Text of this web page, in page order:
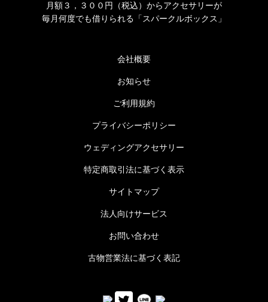
月額３，３００円（税込）からアクセサリーが
毎月何度でも借りられる「スパークルボックス」
会社概要
お知らせ
ご利用規約
プライバシーポリシー
ウェディングアクセサリー
特定商取引法に基づく表示
サイトマップ
法人向けサービス
お問い合わせ
古物営業法に基づく表記